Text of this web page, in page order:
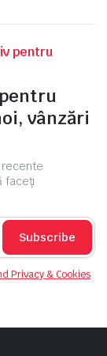
pentru
vânzări
faceți
Subscribe
Privacy & Cookies